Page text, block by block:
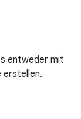
entweder mit
erstellen.